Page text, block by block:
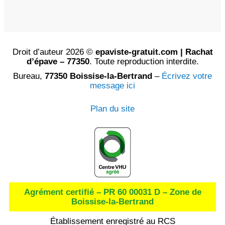
Droit d’auteur 2026 © epaviste-gratuit.com | Rachat
d’épave – 77350. Toute reproduction interdite.
Bureau, 77350 Boissise-la-Bertrand – Écrivez votre
message ici
Plan du site
Agrément certifié – PR 60 00031 D – Zone de
Boissise-la-Bertrand
Établissement enregistré au RCS